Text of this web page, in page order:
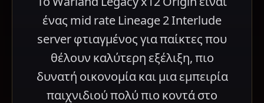
ένας mid rate Lineage 2 Interlude
server φτιαγμένος για παίκτες που
θέλουν καλύτερη εξέλιξη, πιο
δυνατή οικονομία και μια εμπειρία
παιχνιδιού πολύ πιο κοντά στο